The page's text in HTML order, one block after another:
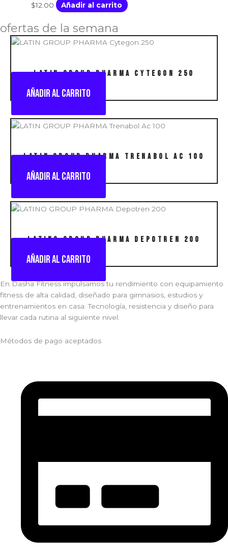
$12.00 Añadir al carrito
ofertas de la semana
LATIN GROUP PHARMA Cytegon 250
Añadir al carrito
LATIN GROUP PHARMA Trenabol Ac 100
Añadir al carrito
LATINO GROUP PHARMA Depotren 200
Añadir al carrito
En Dasha Fitness impulsamos tu rendimiento con equipamiento
fitness de alta calidad, diseñado para gimnasios, estudios y
entrenamientos en casa. Tecnología, resistencia y diseño para
llevar cada rutina al siguiente nivel.
Métodos de pago aceptados